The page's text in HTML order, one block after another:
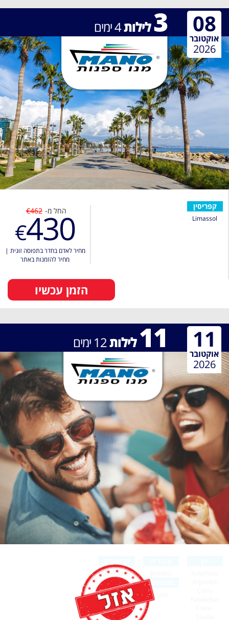
3לילות4ימים 08
אוקטובר
2026
קפריסין
Limassol
החל מ- €462
€430
מחיר לאדם בחדר בתפוסה זוגית |
מחיר להזמנות באתר
הזמן עכשיו
11 לילות12 ימים 11
אוקטובר
2026
Dubrovnik
מונטנגרו
Kotor